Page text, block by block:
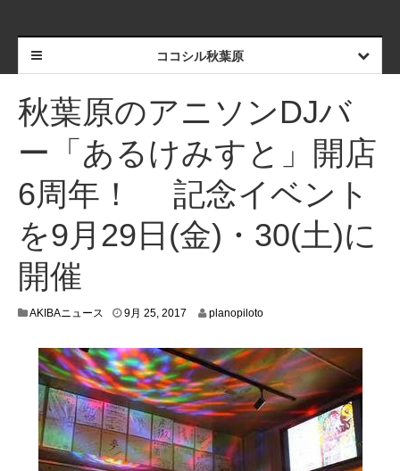
ココシル秋葉原
秋葉原のアニソンDJバ
ー「あるけみすと」開店
6周年！ 記念イベント
を9月29日(金)・30(土)に
開催
AKIBAニュース 9月 25, 2017
4
,
2
0
1
7
planopiloto